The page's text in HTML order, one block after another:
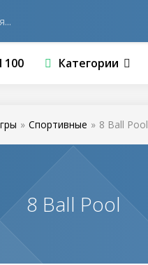
Категории
» Спортивные » 8 Ball Pool
8 Ball Pool